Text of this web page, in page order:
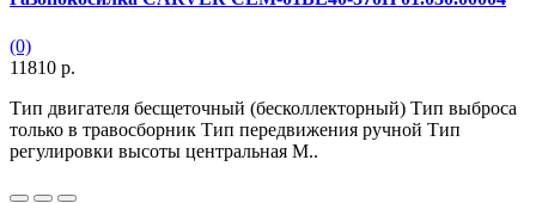
(0)
11810 р.
Тип двигателя бесщеточный (бесколлекторный) Тип выброса
только в травосборник Тип передвижения ручной Тип
регулировки высоты центральная М..